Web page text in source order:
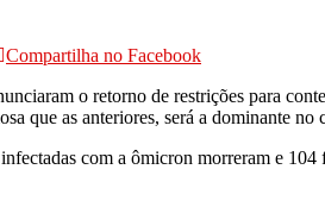
Compartilha no Facebook
o retorno de restrições para
que as anteriores, será a dominante no
com a ômicron morreram e